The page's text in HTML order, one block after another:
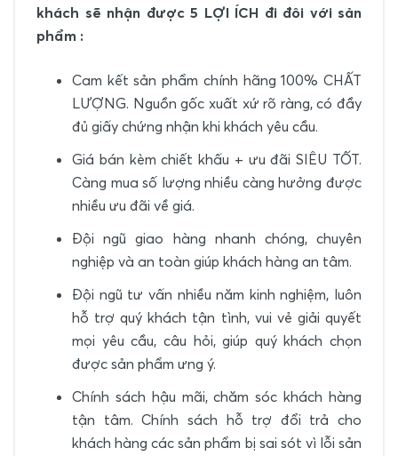
khách sẽ nhận được 5 LỢI ÍCH đi đôi với sản
phẩm :
Cam kết sản phẩm chính hãng 100% CHẤT
LƯỢNG. Nguồn gốc xuất xứ rõ ràng, có đầy
đủ giấy chứng nhận khi khách yêu cầu.
Giá bán kèm chiết khấu + ưu đãi SIÊU TỐT.
Càng mua số lượng nhiều càng hưởng được
nhiều ưu đãi về giá.
Đội ngũ giao hàng nhanh chóng, chuyên
nghiệp và an toàn giúp khách hàng an tâm.
Đội ngũ tư vấn nhiều năm kinh nghiệm, luôn
hỗ trợ quý khách tận tình, vui vẻ giải quyết
mọi yêu cầu, câu hỏi, giúp quý khách chọn
được sản phẩm ưng ý.
Chính sách hậu mãi, chăm sóc khách hàng
tận tâm. Chính sách hỗ trợ đổi trả cho
khách hàng các sản phẩm bị sai sót vì lỗi sản